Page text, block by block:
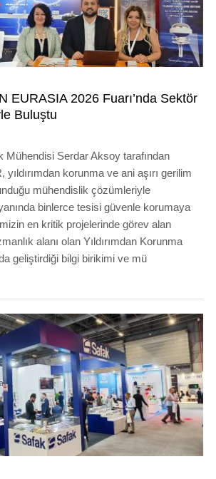
EURASIA 2026 Fuarı’nda Sektör
Buluştu
Mühendisi Serdar Aksoy tarafından
korunma ve ani aşırı gerilim
mühendislik çözümleriyle
binlerce tesisi güvenle korumaya
en kritik projelerinde görev alan
alanı olan Yıldırımdan Korunma
geliştirdiği bilgi birikimi ve mü